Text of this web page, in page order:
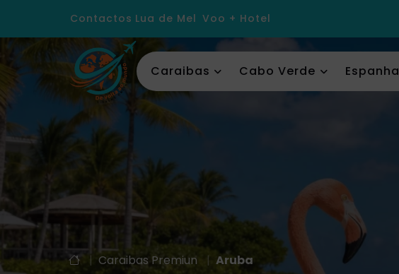
Contactos Lua de Mel Voo + Hotel
Caraibas Cabo Verde Espanha
| Caraibas Premiun | Aruba